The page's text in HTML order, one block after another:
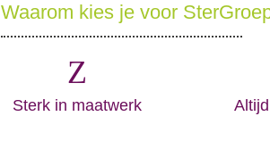
Waarom kies je voor
Z
Sterk in maatwerk